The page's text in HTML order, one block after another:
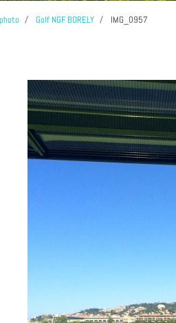
Golf NGF BORELY IMG_0957